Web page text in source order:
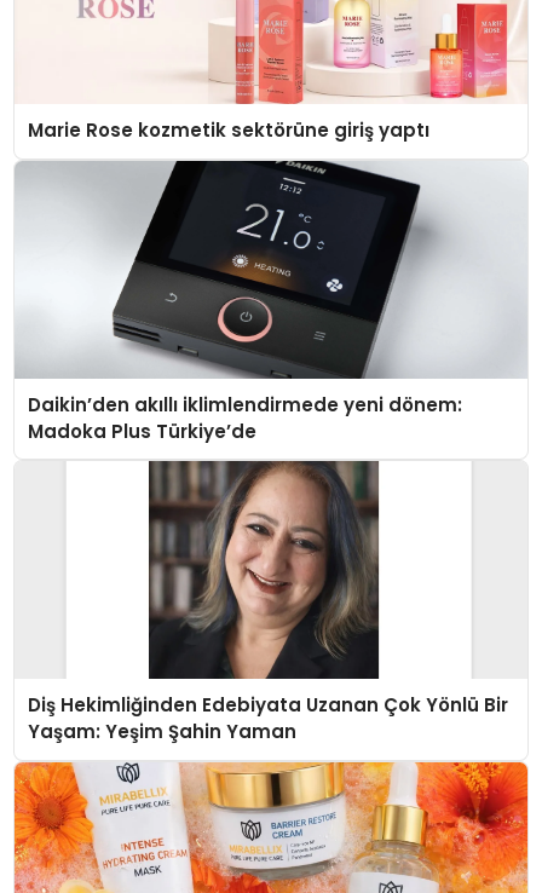
Marie Rose kozmetik sektörüne giriş yaptı
Daikin’den akıllı iklimlendirmede yeni dönem:
Madoka Plus Türkiye’de
Diş Hekimliğinden Edebiyata Uzanan Çok Yönlü Bir
Yaşam: Yeşim Şahin Yaman